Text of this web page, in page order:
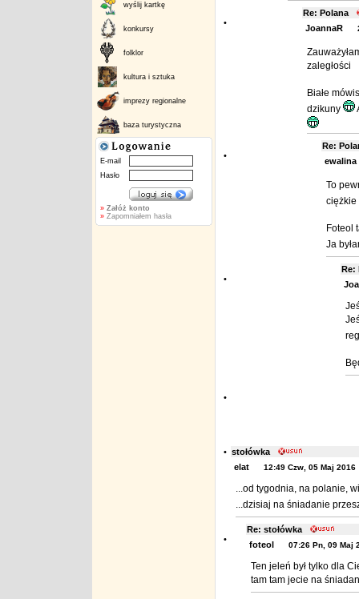
wyślij kartkę
konkursy
folklor
kultura i sztuka
imprezy regionalne
baza turystyczna
E-mail
Hasło
» Załóż konto
»Zapomniałem hasła
•
Re: Polana
JoannaR
zaległości
Białe
dzikuny
•
Re:
ewalina
To
ciężkie
Foteol
Ja
•
•
• stołówka
elat
12:49 Czw, 05 Maj 2016
...od tygodnia, na polanie,
...dzisiaj na śniadanie
•
Re: stołówka
foteol
07:26 Pn, 09 Maj
Ten jeleń był tylko dla
tam tam jecie na